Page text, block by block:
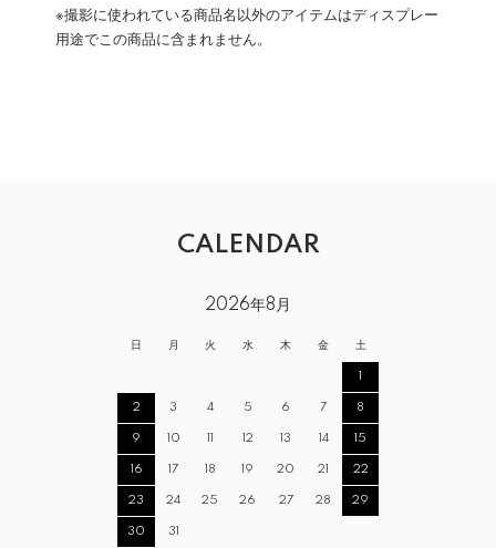
※撮影に使われている商品名以外のアイテムはディスプレー
用途でこの商品に含まれません。
CALENDAR
2026年8月
日 月 火 水 木 金 土
1
2 3 4 5 6 7 8
9 10 11 12 13 14 15
16 17 18 19 20 21 22
23 24 25 26 27 28 29
30 31